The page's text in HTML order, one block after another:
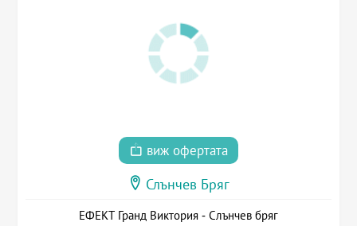
виж офертата
Слънчев Бряг
ЕФЕКТ Гранд Виктория - Слънчев бряг